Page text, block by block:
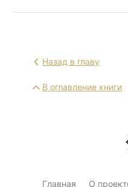
Назад в главу
В оглавление книги
Главная О